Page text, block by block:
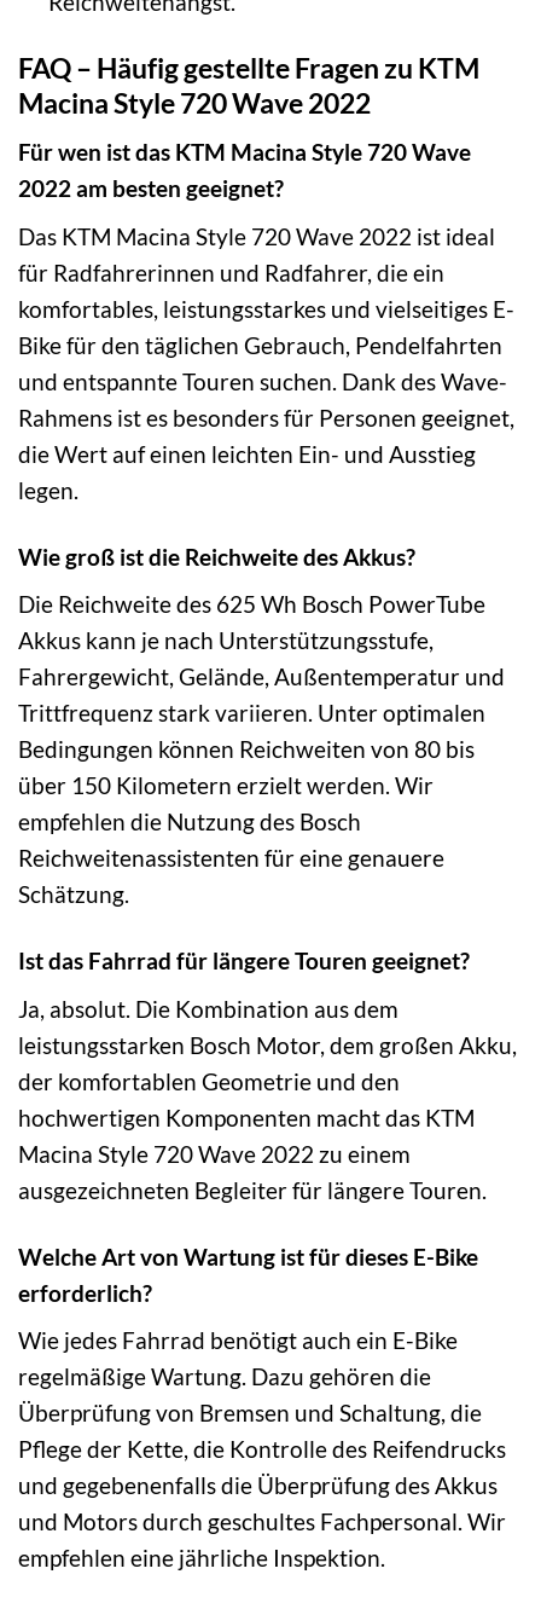
FAQ – Häufig gestellte Fragen zu KTM
Macina Style 720 Wave 2022
Für wen ist das KTM Macina Style 720 Wave
2022 am besten geeignet?
Das KTM Macina Style 720 Wave 2022 ist ideal
für Radfahrerinnen und Radfahrer, die ein
komfortables, leistungsstarkes und vielseitiges E-
Bike für den täglichen Gebrauch, Pendelfahrten
und entspannte Touren suchen. Dank des Wave-
Rahmens ist es besonders für Personen geeignet,
die Wert auf einen leichten Ein- und Ausstieg
legen.
Wie groß ist die Reichweite des Akkus?
Die Reichweite des 625 Wh Bosch PowerTube
Akkus kann je nach Unterstützungsstufe,
Fahrergewicht, Gelände, Außentemperatur und
Trittfrequenz stark variieren. Unter optimalen
Bedingungen können Reichweiten von 80 bis
über 150 Kilometern erzielt werden. Wir
empfehlen die Nutzung des Bosch
Reichweitenassistenten für eine genauere
Schätzung.
Ist das Fahrrad für längere Touren geeignet?
Ja, absolut. Die Kombination aus dem
leistungsstarken Bosch Motor, dem großen Akku,
der komfortablen Geometrie und den
hochwertigen Komponenten macht das KTM
Macina Style 720 Wave 2022 zu einem
ausgezeichneten Begleiter für längere Touren.
Welche Art von Wartung ist für dieses E-Bike
erforderlich?
Wie jedes Fahrrad benötigt auch ein E-Bike
regelmäßige Wartung. Dazu gehören die
Überprüfung von Bremsen und Schaltung, die
Pflege der Kette, die Kontrolle des Reifendrucks
und gegebenenfalls die Überprüfung des Akkus
und Motors durch geschultes Fachpersonal. Wir
empfehlen eine jährliche Inspektion.